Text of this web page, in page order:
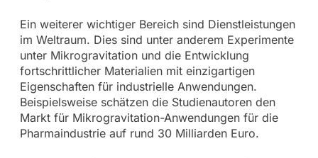
Ein weiterer wichtiger Bereich sind Dienstleistungen
im Weltraum. Dies sind unter anderem Experimente
unter Mikrogravitation und die Entwicklung
fortschrittlicher Materialien mit einzigartigen
Eigenschaften für industrielle Anwendungen.
Beispielsweise schätzen die Studienautoren den
Markt für Mikrogravitation-Anwendungen für die
Pharmaindustrie auf rund 30 Milliarden Euro.